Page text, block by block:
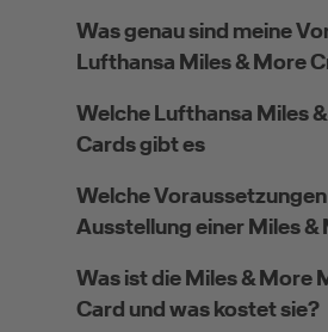
Was genau sind meine
Lufthansa Miles & More
Welche Lufthansa Miles
Cards gibt es
Welche
Ausstellung einer Miles
Was ist die Miles & More
Card und was kostet sie?